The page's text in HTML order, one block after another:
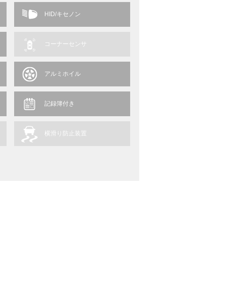
HID/キセノン
コーナーセンサ
アルミホイル
記録簿付き
横滑り防止装置